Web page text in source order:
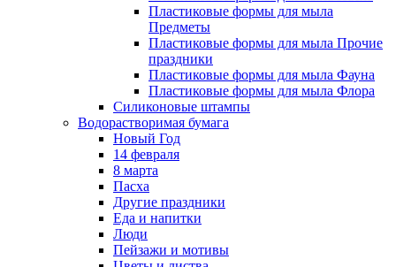
Пластиковые формы для мыла
Предметы
Пластиковые формы для мыла Прочие
праздники
Пластиковые формы для мыла Фауна
Пластиковые формы для мыла Флора
Силиконовые штампы
Водорастворимая бумага
Новый Год
14 февраля
8 марта
Пасха
Другие праздники
Еда и напитки
Люди
Пейзажи и мотивы